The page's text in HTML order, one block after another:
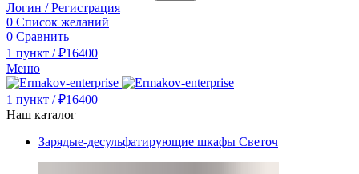
Логин / Регистрация
0 Список желаний
0 Сравнить
1 пункт / ₽16400
Меню
1 пункт / ₽16400
Наш каталог
Зарядые-десульфатирующие шкафы Светоч